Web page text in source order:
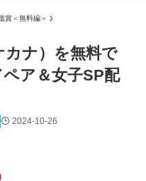
賞＜無料編＞
カナ）を無料で
ア＆女子SP配
2024-10-26